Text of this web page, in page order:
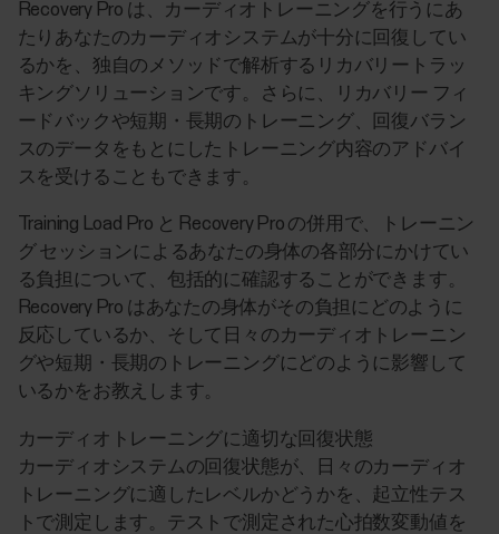
Recovery Pro は、カーディオトレーニングを行うにあ
たりあなたのカーディオシステムが十分に回復してい
るかを、独自のメソッドで解析するリカバリートラッ
キングソリューションです。さらに、リカバリー フィ
ードバックや短期・長期のトレーニング、回復バラン
スのデータをもとにしたトレーニング内容のアドバイ
スを受けることもできます。
Training Load Pro と Recovery Pro の併用で、トレーニン
グ セッションによるあなたの身体の各部分にかけてい
る負担について、包括的に確認することができます。
Recovery Pro はあなたの身体がその負担にどのように
反応しているか、そして日々のカーディオトレーニン
グや短期・長期のトレーニングにどのように影響して
いるかをお教えします。
カーディオトレーニングに適切な回復状態
カーディオシステムの回復状態が、日々のカーディオ
トレーニングに適したレベルかどうかを、起立性テス
トで測定します。テストで測定された心拍数変動値を